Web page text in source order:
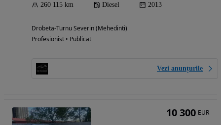
260 115 km Diesel 2013
Drobeta-Turnu Severin (Mehedinti)
Profesionist • Publicat
Vezi anunțurile
10 300 EUR